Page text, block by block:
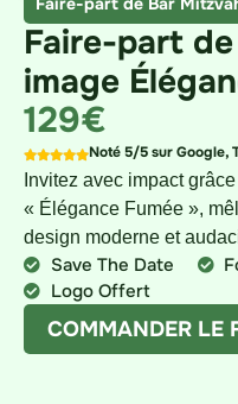
Faire-part
image
129€
Noté 5/5 sur Google,
Invitez avec impact
« Élégance Fumée »,
design moderne et
Save The Date
Logo Offert
COMMANDER LE